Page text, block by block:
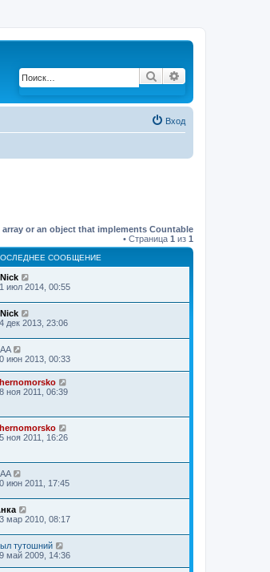
Поиск
Вход
or an object that implements Countable
• Страница 1 из 1
СООБЩЕНИЕ
июл 2014, 00:55
дек 2013, 23:06
июн 2013, 00:33
ноя 2011, 06:39
ноя 2011, 16:26
июн 2011, 17:45
мар 2010, 08:17
тутошний
май 2009, 14:36